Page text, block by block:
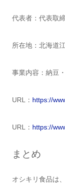
代表者：代表取
所在地：北海道
事業内容：納豆
URL： https://
URL： https://
まとめ
オシキリ食品は